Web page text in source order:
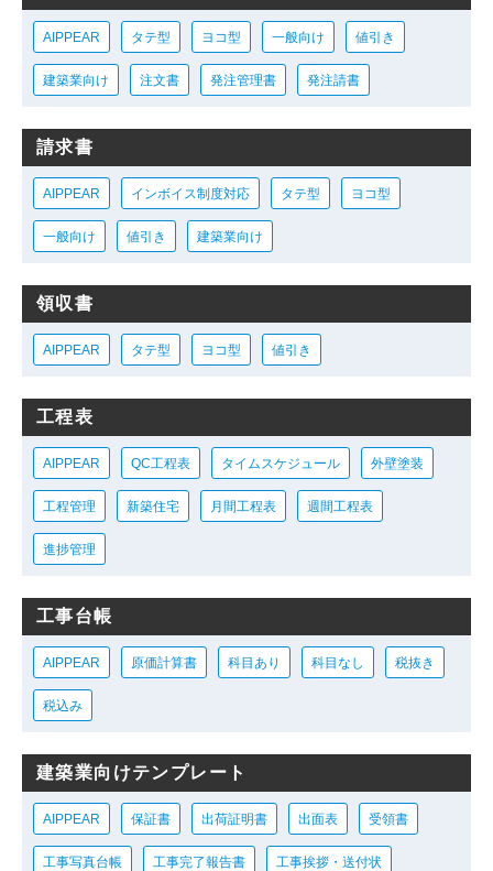
AIPPEAR タテ型 ヨコ型 一般向け 値引き
建築業向け 注文書 発注管理書 発注請書
請求書
AIPPEAR インボイス制度対応 タテ型 ヨコ型
一般向け 値引き 建築業向け
領収書
AIPPEAR タテ型 ヨコ型 値引き
工程表
AIPPEAR QC工程表 タイムスケジュール 外壁塗装
工程管理 新築住宅 月間工程表 週間工程表
進捗管理
工事台帳
AIPPEAR 原価計算書 科目あり 科目なし 税抜き
税込み
建築業向けテンプレート
AIPPEAR 保証書 出荷証明書 出面表 受領書
工事写真台帳 工事完了報告書 工事挨拶・送付状